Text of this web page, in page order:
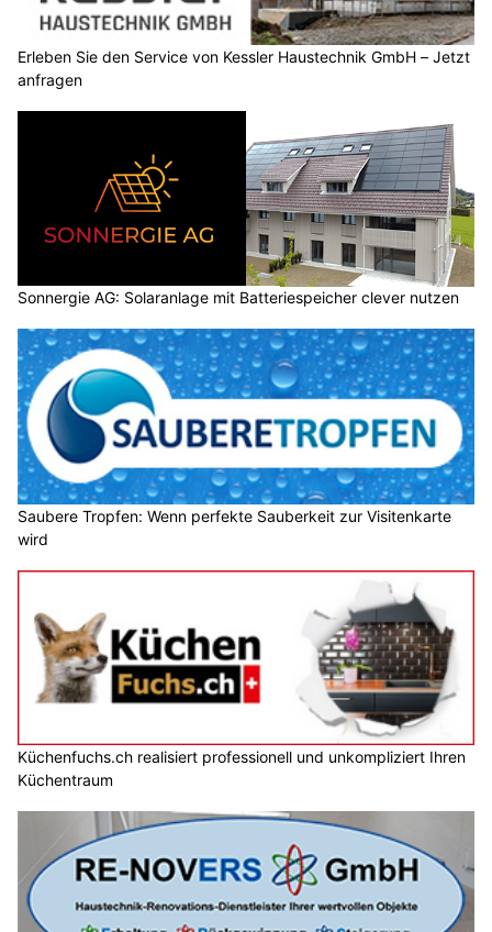
Erleben Sie den Service von Kessler Haustechnik GmbH – Jetzt
anfragen
Sonnergie AG: Solaranlage mit Batteriespeicher clever nutzen
Saubere Tropfen: Wenn perfekte Sauberkeit zur Visitenkarte
wird
Küchenfuchs.ch realisiert professionell und unkompliziert Ihren
Küchentraum